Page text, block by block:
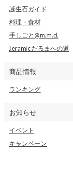
誕生石ガイド
料理・食材
手しごと@m.m.d.
Jeramic だるまへの道
商品情報
ランキング
お知らせ
イベント
キャンペーン